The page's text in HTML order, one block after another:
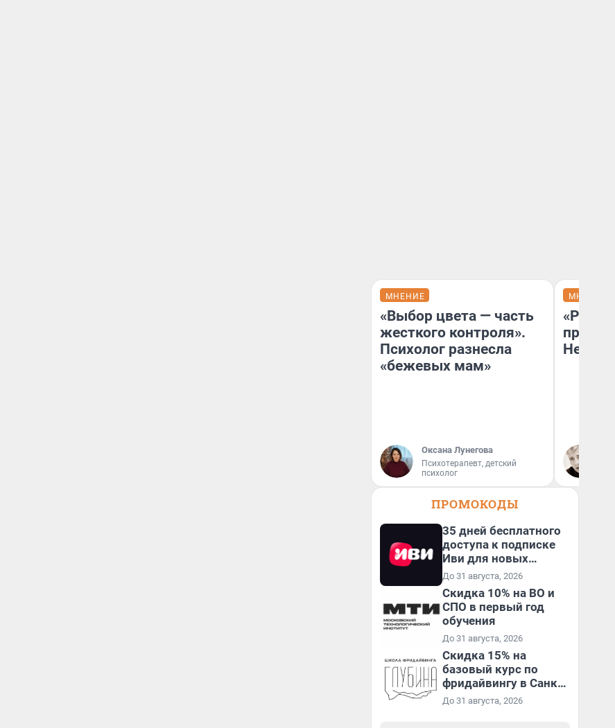
МНЕНИЕ
«Выбор цвета — часть
жесткого контроля».
Психолог разнесла
«бежевых мам»
Оксана Лунегова
Психотерапевт, детский
психолог
МНЕНИЕ
ПРОМОКОДЫ
35 дней бесплатного
доступа к подписке
Иви для новых
пользователей
До 31 августа, 2026
Скидка 10% на ВО и
СПО в первый год
обучения
До 31 августа, 2026
Скидка 15% на
базовый курс по
фридайвингу в Санкт-
Петербурге
До 31 августа, 2026